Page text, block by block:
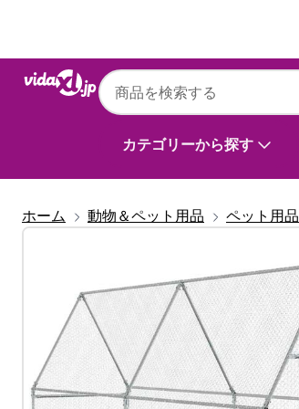
カテゴリーから探す
ホーム 動物＆ペット用品 ペット用品